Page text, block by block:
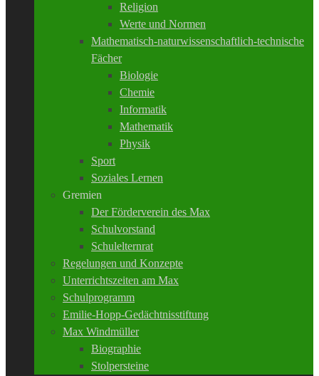
Religion
Werte und Normen
Mathematisch-naturwissenschaftlich-technische
Fächer
Biologie
Chemie
Informatik
Mathematik
Physik
Sport
Soziales Lernen
Gremien
Der Förderverein des Max
Schulvorstand
Schulelternrat
Regelungen und Konzepte
Unterrichtszeiten am Max
Schulprogramm
Emilie-Hopp-Gedächtnisstiftung
Max Windmüller
Biographie
Stolpersteine